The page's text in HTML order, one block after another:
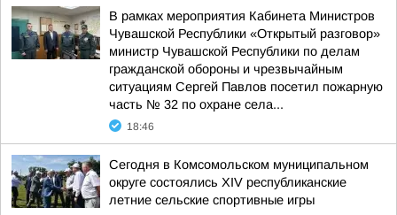
В рамках мероприятия Кабинета Министров
Чувашской Республики «Открытый разговор»
министр Чувашской Республики по делам
гражданской обороны и чрезвычайным
ситуациям Сергей Павлов посетил пожарную
часть № 32 по охране села...
18:46
Сегодня в Комсомольском муниципальном
округе состоялись XIV республиканские
летние сельские спортивные игры